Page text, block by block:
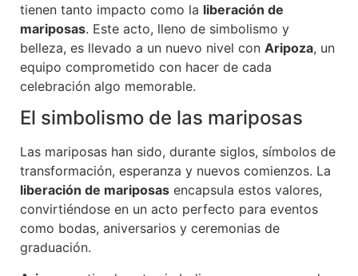
tienen tanto impacto como la liberación de
mariposas. Este acto, lleno de simbolismo y
belleza, es llevado a un nuevo nivel con Aripoza, un
equipo comprometido con hacer de cada
celebración algo memorable.
El simbolismo de las mariposas
Las mariposas han sido, durante siglos, símbolos de
transformación, esperanza y nuevos comienzos. La
liberación de mariposas encapsula estos valores,
convirtiéndose en un acto perfecto para eventos
como bodas, aniversarios y ceremonias de
graduación.